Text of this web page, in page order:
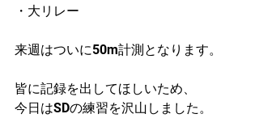
・大リレー
来週はついに50m計測となります。
皆に記録を出してほしいため、
今日はSDの練習を沢山しました。